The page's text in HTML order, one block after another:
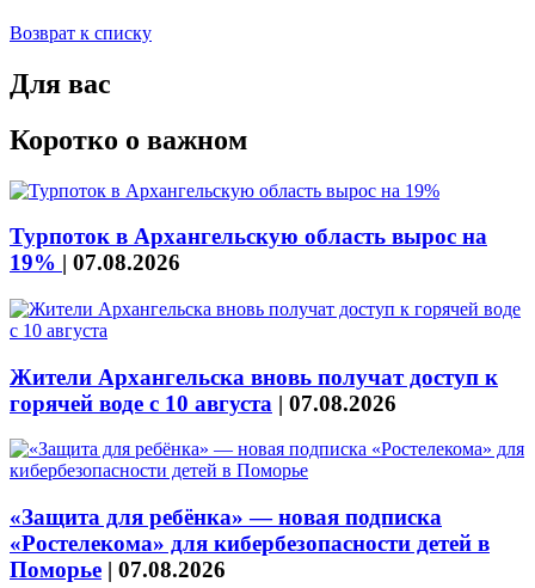
Возврат к списку
Для вас
Коротко о важном
Турпоток в Архангельскую область вырос на
19% | 07.08.2026
Жители Архангельска вновь получат доступ к
горячей воде с 10 августа | 07.08.2026
«Защита для ребёнка» — новая подписка
«Ростелекома» для кибербезопасности детей в
Поморье | 07.08.2026